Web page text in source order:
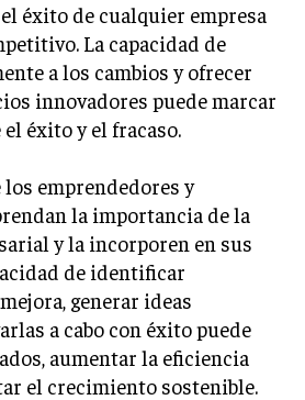
éxito de cualquier empresa
La capacidad de
a los cambios y ofrecer
innovadores puede marcar
éxito y el fracaso.
emprendedores y
la importancia de la
y la incorporen en sus
de identificar
generar ideas
a cabo con éxito puede
aumentar la eficiencia
el crecimiento sostenible.